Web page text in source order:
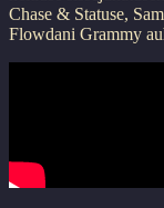
Chase & Statuse,
Flowdani Grammy